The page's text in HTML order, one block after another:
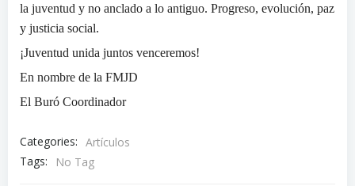
la juventud y no anclado a lo antiguo. Progreso, evolución, paz
y justicia social.
¡Juventud unida juntos venceremos!
En nombre de la FMJD
El Buró Coordinador
Categories: Artículos
Tags:
No Tag